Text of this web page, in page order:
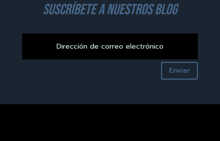
suscríbete a nuestros blog
Enviar